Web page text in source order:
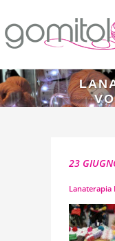
23
Lanaterapia